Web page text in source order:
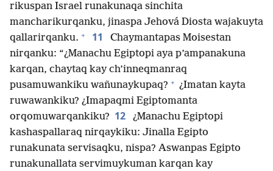
rikuspan Israel runakunaqa sinchita
mancharikurqanku, jinaspa Jehová Diosta wajakuyta
qallarirqanku. + 11
Chaymantapas Moisestan
nirqanku: “¿Manachu Egiptopi aya p’ampanakuna
karqan, chaytaq kay ch’inneqmanraq
pusamuwankiku wañunaykupaq? + ¿Imatan kayta
ruwawankiku? ¿Imapaqmi Egiptomanta
orqomuwarqankiku? 12
¿Manachu Egiptopi
kashaspallaraq nirqaykiku: Jinalla Egipto
runakunata servisaqku, nispa? Aswanpas Egipto
runakunallata servimuykuman karqan kay